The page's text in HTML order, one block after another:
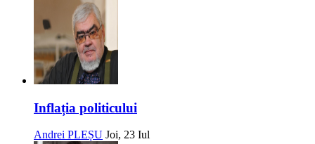
Inflația politicului
Andrei PLEȘU Joi, 23 Iul